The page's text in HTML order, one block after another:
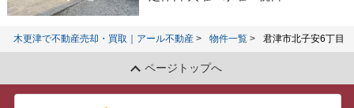
木更津で不動産売却・買取｜アール不動産 物件一覧 君津市北子安6丁目
ページトップへ